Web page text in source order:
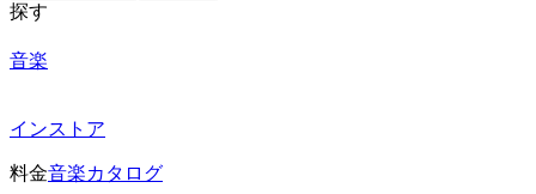
探す
音楽
インストア
料金音楽カタログ